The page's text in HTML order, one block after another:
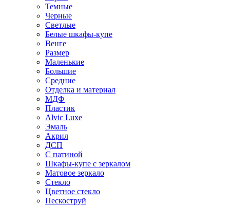
Темные
Черные
Светлые
Белые шкафы-купе
Венге
Размер
Маленькие
Большие
Средние
Отделка и материал
МДФ
Пластик
Alvic Luxe
Эмаль
Акрил
ДСП
С патиной
Шкафы-купе с зеркалом
Матовое зеркало
Стекло
Цветное стекло
Пескоструй